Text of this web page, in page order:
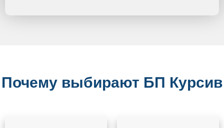
Почему выбирают БП Курсив